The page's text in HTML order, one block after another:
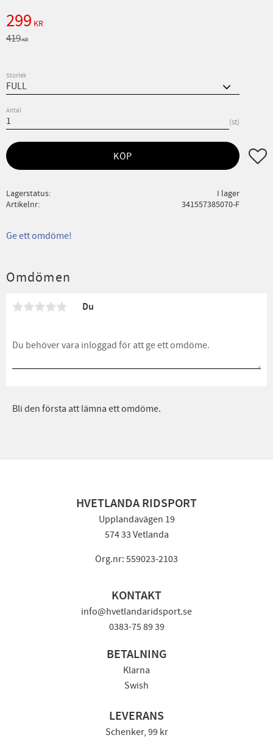
Nedsatt pris:
299 KR
Ordinarie pris:
419KR
Storlek
Antal
st
KÖP Lägg
Lagerstatus
I lager
Artikelnr
341557385070-F
Ge ett omdöme!
Omdömen
Du
Bli den första att lämna ett omdöme.
HVETLANDA RIDSPORT
Upplandavägen 19
574 33 Vetlanda
Org.nr: 559023-2103
KONTAKT
info@hvetlandaridsport.se
0383-75 89 39
BETALNING
Klarna
Swish
LEVERANS
Schenker, 99 kr